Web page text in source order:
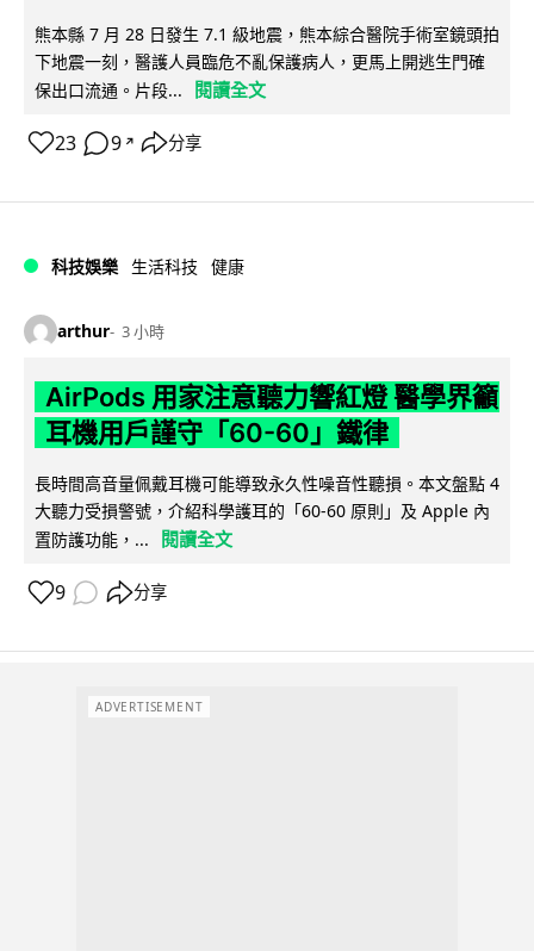
熊本縣 7 月 28 日發生 7.1 級地震，熊本綜合醫院手術室鏡頭拍
下地震一刻，醫護人員臨危不亂保護病人，更馬上開逃生門確
保出口流通。片段...
閱讀全文
23 9 ↗ 分享
科技娛樂 生活科技 健康
arthur 3 小時
AirPods 用家注意聽力響紅燈 醫學界籲
耳機用戶謹守「60-60」鐵律
長時間高音量佩戴耳機可能導致永久性噪音性聽損。本文盤點 4
大聽力受損警號，介紹科學護耳的「60-60 原則」及 Apple 內
置防護功能，...
閱讀全文
9 分享
ADVERTISEMENT